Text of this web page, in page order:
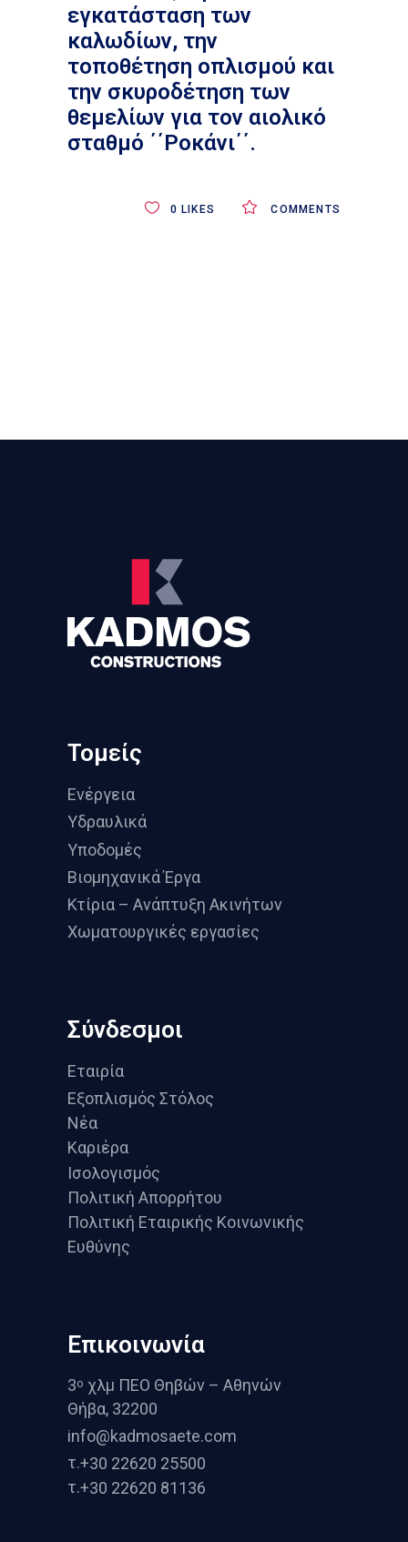
εγκατάσταση των
καλωδίων, την
τοποθέτηση οπλισμού και
την σκυροδέτηση των
θεμελίων για τον αιολικό
σταθμό ΄΄Ροκάνι΄΄.
COMMENTS
0 LIKES
Τομείς
Ενέργεια
Υδραυλικά
Υποδομές
Βιομηχανικά Έργα
Κτίρια – Ανάπτυξη Ακινήτων
Χωματουργικές εργασίες
Σύνδεσμοι
Εταιρία
Εξοπλισμός Στόλος
Νέα
Καριέρα
Ισολογισμός
Πολιτική Απορρήτου
Πολιτική Εταιρικής Κοινωνικής
Ευθύνης
Επικοινωνία
3o χλμ ΠΕΟ Θηβών – Αθηνών
Θήβα, 32200
info@kadmosaete.com
τ.+30 22620 25500
τ.+30 22620 81136